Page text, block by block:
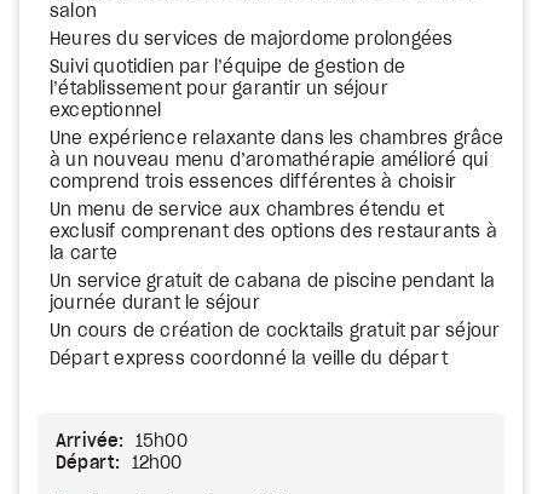
salon
Heures du services de majordome prolongées
Suivi quotidien par l’équipe de gestion de
l’établissement pour garantir un séjour
exceptionnel
Une expérience relaxante dans les chambres grâce
à un nouveau menu d’aromathérapie amélioré qui
comprend trois essences différentes à choisir
Un menu de service aux chambres étendu et
exclusif comprenant des options des restaurants à
la carte
Un service gratuit de cabana de piscine pendant la
journée durant le séjour
Un cours de création de cocktails gratuit par séjour
Départ express coordonné la veille du départ
Arrivée:
15h00
Départ:
12h00